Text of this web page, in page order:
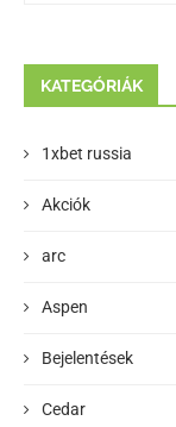
KATEGÓRIÁK
1xbet russia
Akciók
arc
Aspen
Bejelentések
Cedar